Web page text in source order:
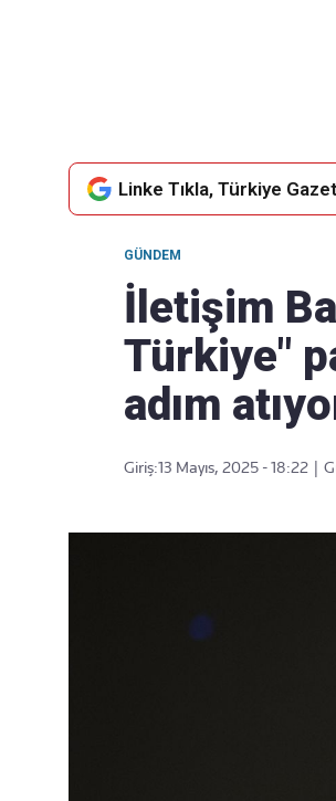
Linke Tıkla, Türkiye
GÜNDEM
İletişim
Türkiye"
adım
Giriş:13 Mayıs, 2025 - 18:22